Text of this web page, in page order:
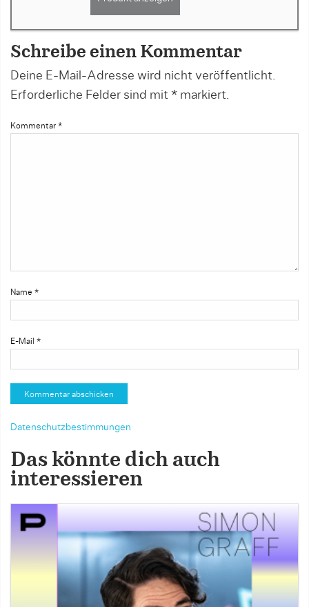
Schreibe einen Kommentar
Deine E-Mail-Adresse wird nicht veröffentlicht.
Erforderliche Felder sind mit * markiert.
Kommentar *
Name *
E-Mail *
Datenschutzbestimmungen
Das könnte dich auch
interessieren